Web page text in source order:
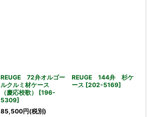
REUGE 72弁オルゴー
ルクルミ材ケース
（慶応校歌）
[196-
5309]
85,500円(税別)
REUGE 144弁 杉ケ
ース [202-5169]